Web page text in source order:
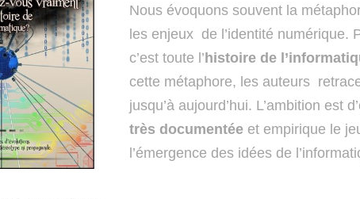
Nous évoquons souvent la
les enjeux de l’identité numérique.
c’est toute l’ histoire de
cette métaphore, les auteurs
jusqu’à aujourd’hui. L’ambition est
très documentée et empirique le
l’émergence des idées de